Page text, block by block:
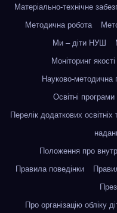
Матеріально-технічне
Методична робота
Ми – діти НУШ
Моніторинг якості
Науково-методична
Освітні програми
Перелік додаткових
Положення про
Правила поведінки
Про організацію обліку